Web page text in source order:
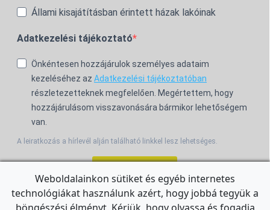
Állami kisajátításban érintett házak lakóinak
Adatkezelési tájékoztató
Önkéntesen hozzájárulok személyes adataim
kezeléséhez az Adatkezelési tájékoztatóban
részletezetteknek megfelelően. Megértettem, hogy
hozzájárulásom visszavonására bármikor lehetőségem
van.
A leiratkozás a hírlevél alján található linkkel lesz lehetséges.
For the English Newsletter, clickHERE.
Weboldalainkon sütiket és egyéb internetes
technológiákat használunk azért, hogy jobbá tegyük a